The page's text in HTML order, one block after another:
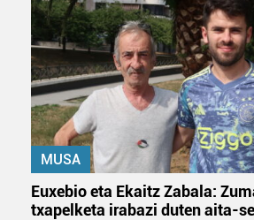
zerbitzuak hobetzeko asmoz, cookie
baliatzen gara. Ohar hau onartuz
erabiltzeko baimen esplizitua
irakurri
MUSA
Euxebio eta Ekaitz Zabala:
txapelketa irabazi duten aita-